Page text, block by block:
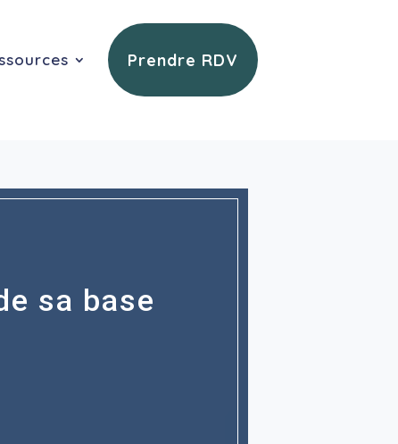
Prendre RDV
sa base